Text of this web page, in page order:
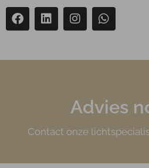
Advies
Contact onze